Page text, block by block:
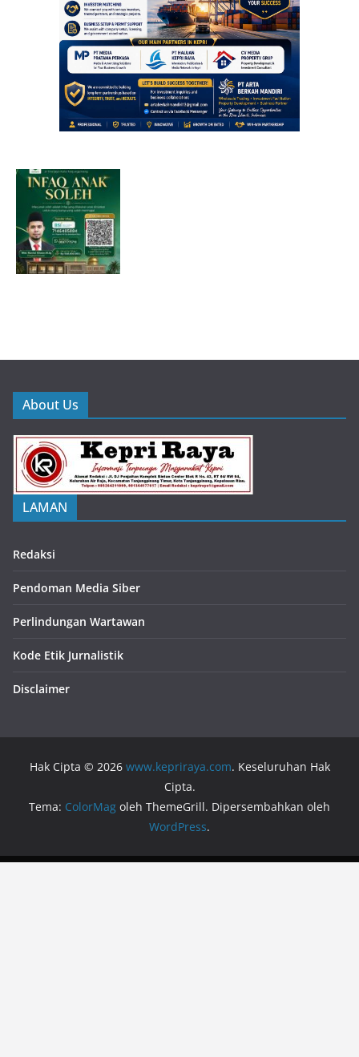
About Us
LAMAN
Redaksi
Pendoman Media Siber
Perlindungan Wartawan
Kode Etik Jurnalistik
Disclaimer
Hak Cipta © 2026 www.kepriraya.com. Keseluruhan Hak
Cipta.
Tema: ColorMag oleh ThemeGrill. Dipersembahkan oleh
WordPress.